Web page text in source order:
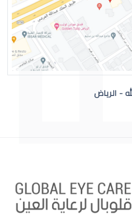
عيون الاطفال الرضع
الاطفال الرضع